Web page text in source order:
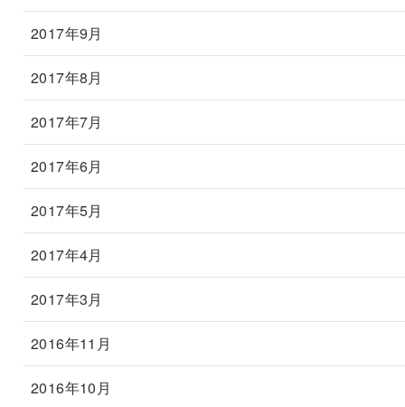
2017年9月
2017年8月
2017年7月
2017年6月
2017年5月
2017年4月
2017年3月
2016年11月
2016年10月